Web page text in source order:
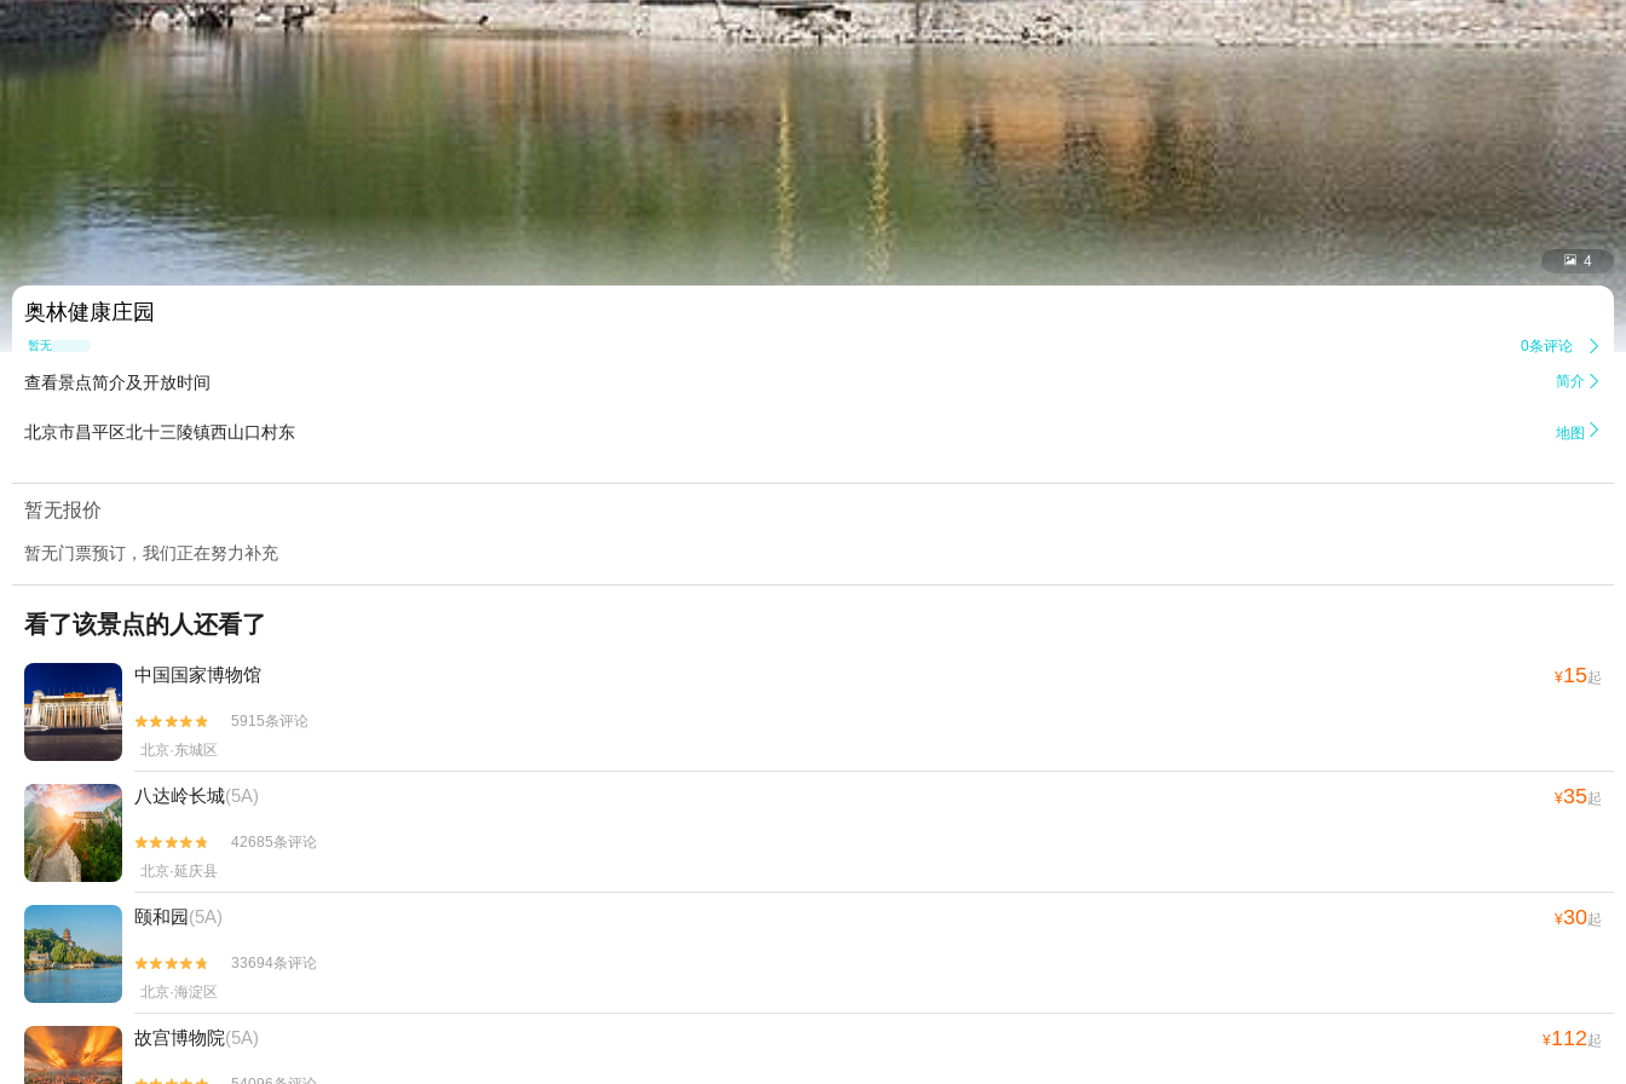
 4
奥林健康庄园
暂无点评 0条评论 
查看景点简介及开放时间 简介 
北京市昌平区北十三陵镇西山口村东 地图 
暂无报价
暂无门票预订，我们正在努力补充
看了该景点的人还看了
中国国家博物馆 ¥15起


5915条评论
北京·东城区
八达岭长城(5A) ¥35起


42685条评论
北京·延庆县
颐和园(5A) ¥30起


33694条评论
北京·海淀区
故宫博物院(5A) ¥112起